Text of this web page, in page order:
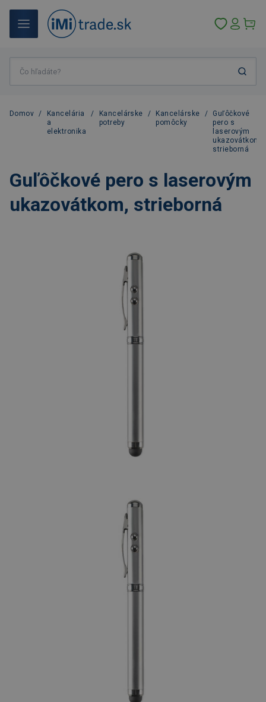
Domov /
Kancelária
a
elektronika
/
Kancelárske
potreby
/
Kancelárske
pomôcky
/
Guľôčkové
pero s
laserovým
ukazovátkom,
strieborná
Guľôčkové pero s laserovým
ukazovátkom, strieborná